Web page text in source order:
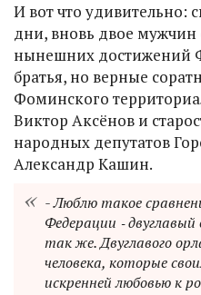
И вот что удивительно:
дни, вновь двое
нынешних достижений
братья, но верные
Фоминского
Виктор Аксёнов и
народных депутатов
Александр Кашин.
- Люблю такое
Федерации ‑
так же. Двуглавого
человека, которые
искренней любовью к